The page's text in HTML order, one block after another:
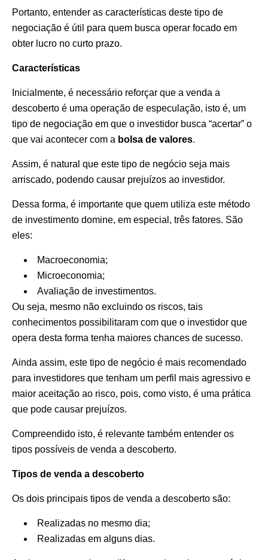
Portanto, entender as características deste tipo de
negociação é útil para quem busca operar focado em
obter lucro no curto prazo.
Características
Inicialmente, é necessário reforçar que a venda a
descoberto é uma operação de especulação, isto é, um
tipo de negociação em que o investidor busca “acertar” o
que vai acontecer com a bolsa de valores.
Assim, é natural que este tipo de negócio seja mais
arriscado, podendo causar prejuízos ao investidor.
Dessa forma, é importante que quem utiliza este método
de investimento domine, em especial, três fatores. São
eles:
Macroeconomia;
Microeconomia;
Avaliação de investimentos.
Ou seja, mesmo não excluindo os riscos, tais
conhecimentos possibilitaram com que o investidor que
opera desta forma tenha maiores chances de sucesso.
Ainda assim, este tipo de negócio é mais recomendado
para investidores que tenham um perfil mais agressivo e
maior aceitação ao risco, pois, como visto, é uma prática
que pode causar prejuízos.
Compreendido isto, é relevante também entender os
tipos possíveis de venda a descoberto.
Tipos de venda a descoberto
Os dois principais tipos de venda a descoberto são:
Realizadas no mesmo dia;
Realizadas em alguns dias.